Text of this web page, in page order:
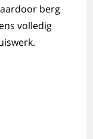
berg
volledig